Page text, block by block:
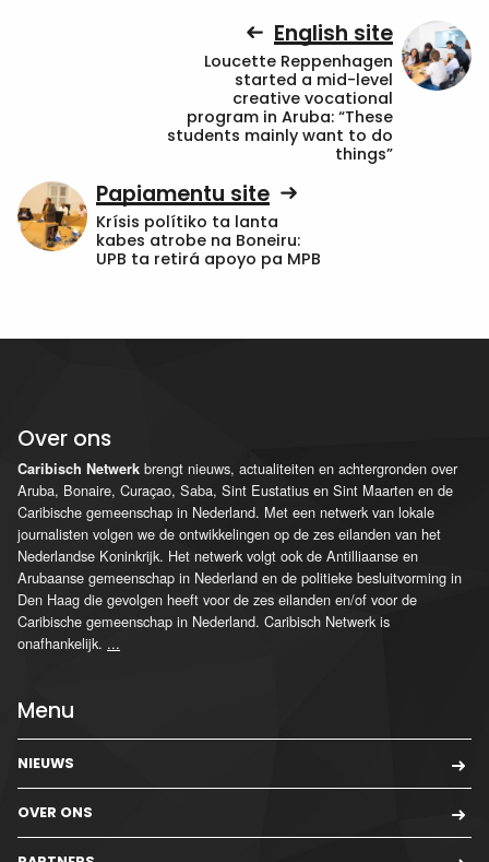
English site
Loucette Reppenhagen
started a mid-level
creative vocational
program in Aruba: “These
students mainly want to do
things”
Papiamentu site
Krísis polítiko ta lanta
kabes atrobe na Boneiru:
UPB ta retirá apoyo pa MPB
Over ons
Caribisch Netwerk brengt nieuws, actualiteiten en achtergronden over
Aruba, Bonaire, Curaçao, Saba, Sint Eustatius en Sint Maarten en de
Caribische gemeenschap in Nederland. Met een netwerk van lokale
journalisten volgen we de ontwikkelingen op de zes eilanden van het
Nederlandse Koninkrijk. Het netwerk volgt ook de Antilliaanse en
Arubaanse gemeenschap in Nederland en de politieke besluitvorming in
Den Haag die gevolgen heeft voor de zes eilanden en/of voor de
Caribische gemeenschap in Nederland. Caribisch Netwerk is
onafhankelijk. ...
Menu
NIEUWS
OVER ONS